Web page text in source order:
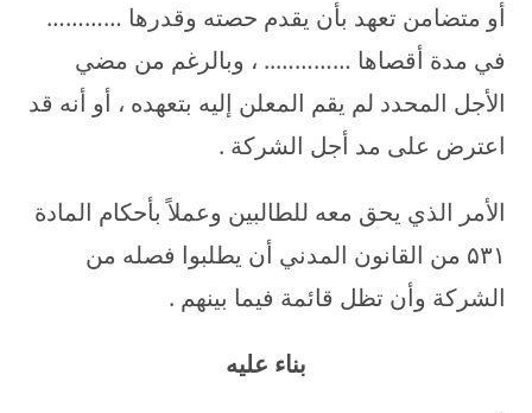
أو متضامن تعهد بأن يقدم حصته وقدرها …………
في مدة أقصاها ………….. ، وبالرغم من مضي
الأجل المحدد لم يقم المعلن إليه بتعهده ، أو أنه قد
اعترض على مد أجل الشركة .
الأمر الذي يحق معه للطالبين وعملاً بأحكام المادة
۵۳۱ من القانون المدني أن يطلبوا فصله من
الشركة وأن تظل قائمة فيما بينهم .
بناء عليه